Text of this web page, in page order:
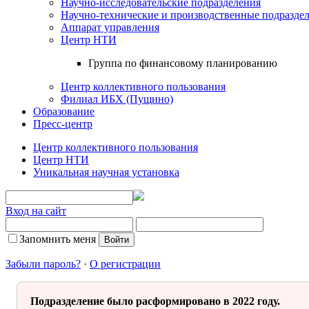
Научно-технические и производственные
Аппарат управления
Центр НТИ
Группа по финансовому планированию
Центр коллективного пользования
Филиал ИБХ (Пущино)
Образование
Пресс-центр
Центр коллективного пользования
Центр НТИ
Уникальная научная установка
Вход на сайт
Запомнить меня
Забыли пароль? · О регистрации
Подразделение было расформировано в 2022 году.